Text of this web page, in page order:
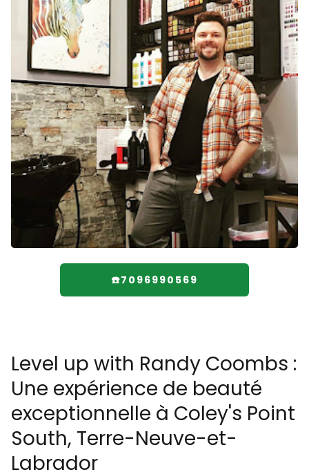
☎️7096990569
Level up with Randy Coombs :
Une expérience de beauté
exceptionnelle à Coley's Point
South, Terre-Neuve-et-
Labrador